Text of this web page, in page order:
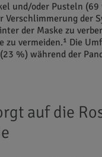
und/oder Pusteln (69
der
der Maske zu
zu vermeiden.¹ Die
%) während der
auf die